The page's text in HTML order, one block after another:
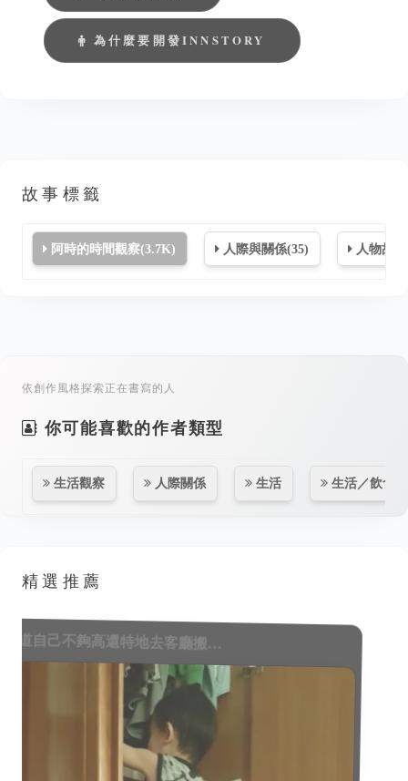
為什麼要開發INNSTORY
故事標籤
阿時的時間觀察(3.7K) 人際與關係(35) 人物故
依創作風格探索正在書寫的人
你可能喜歡的作者類型
生活觀察 人際關係 生活 生活／飲食
精選推薦
fancyboxclose的…